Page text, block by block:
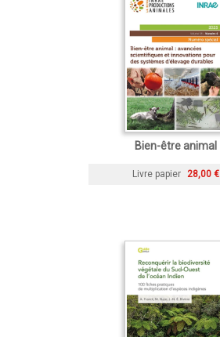
Bien-être animal
Livre papier 28,00 €